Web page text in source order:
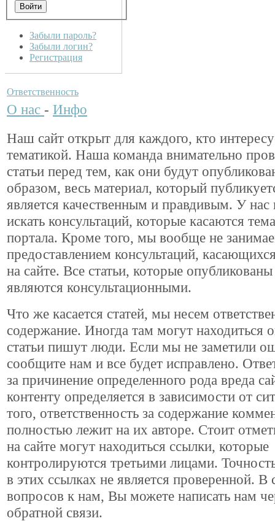
Забыли пароль?
Забыли логин?
Регистрация
Ответственность
О нас - Инфо
Наш сайт открыт для каждого, кто
тематикой. Наша команда внимательно
статьи перед тем, как они будут
образом, весь материал, который
является качественным и правдивым. У нас
искать консультаций, которые касаются
портала. Кроме того, мы вообще не
предоставлением консультаций,
на сайте. Все статьи, которые
являются консультационными.
Что же касается статей, мы несем
содержание. Иногда там могут находиться
статьи пишут люди. Если мы не заметили
сообщите нам и все будет исправлено.
за причинение определенного рода вреда
контенту определяется в зависимости от
того, ответственность за содержание
полностью лежит на их авторе. Стоит
на сайте могут находиться ссылки, которые
контролируются третьими лицами.
в этих ссылках не является проверенной. В
вопросов к нам, Вы можете написать нам
обратной связи.